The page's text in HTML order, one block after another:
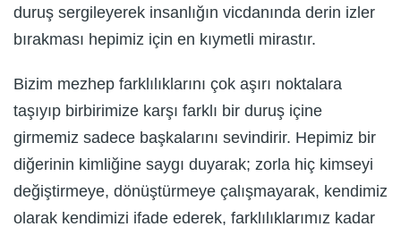
duruş sergileyerek insanlığın vicdanında derin izler
bırakması hepimiz için en kıymetli mirastır.
Bizim mezhep farklılıklarını çok aşırı noktalara
taşıyıp birbirimize karşı farklı bir duruş içine
girmemiz sadece başkalarını sevindirir. Hepimiz bir
diğerinin kimliğine saygı duyarak; zorla hiç kimseyi
değiştirmeye, dönüştürmeye çalışmayarak, kendimiz
olarak kendimizi ifade ederek, farklılıklarımız kadar